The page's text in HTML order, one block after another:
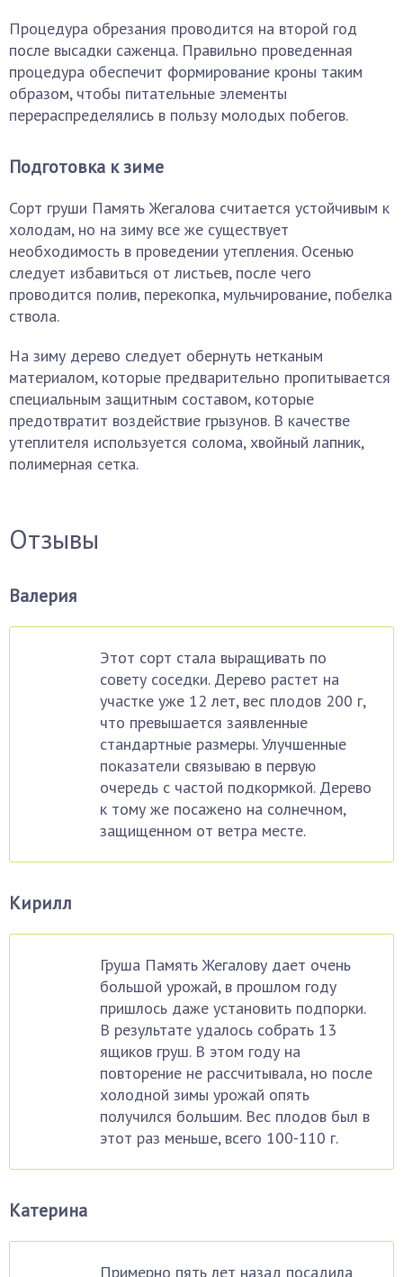
Процедура обрезания проводится на второй год
после высадки саженца. Правильно проведенная
процедура обеспечит формирование кроны таким
образом, чтобы питательные элементы
перераспределялись в пользу молодых побегов.
Подготовка к зиме
Сорт груши Память Жегалова считается устойчивым к
холодам, но на зиму все же существует
необходимость в проведении утепления. Осенью
следует избавиться от листьев, после чего
проводится полив, перекопка, мульчирование, побелка
ствола.
На зиму дерево следует обернуть нетканым
материалом, которые предварительно пропитывается
специальным защитным составом, которые
предотвратит воздействие грызунов. В качестве
утеплителя используется солома, хвойный лапник,
полимерная сетка.
Отзывы
Валерия
Этот сорт стала выращивать по
совету соседки. Дерево растет на
участке уже 12 лет, вес плодов 200 г,
что превышается заявленные
стандартные размеры. Улучшенные
показатели связываю в первую
очередь с частой подкормкой. Дерево
к тому же посажено на солнечном,
защищенном от ветра месте.
Кирилл
Груша Память Жегалову дает очень
большой урожай, в прошлом году
пришлось даже установить подпорки.
В результате удалось собрать 13
ящиков груш. В этом году на
повторение не рассчитывала, но после
холодной зимы урожай опять
получился большим. Вес плодов был в
этот раз меньше, всего 100-110 г.
Катерина
Примерно пять лет назад посадила